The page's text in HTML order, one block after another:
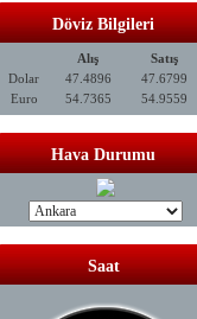
Döviz Bilgileri
Alış
Satış
Dolar
47.4896
47.6799
Euro
54.7365 54.9559
Hava Durumu
Saat